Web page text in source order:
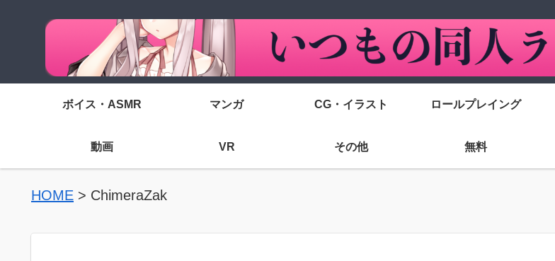
ボイス・ASMR マンガ CG・イラスト ロールプレイング
動画 VR その他 無料
HOME > ChimeraZak